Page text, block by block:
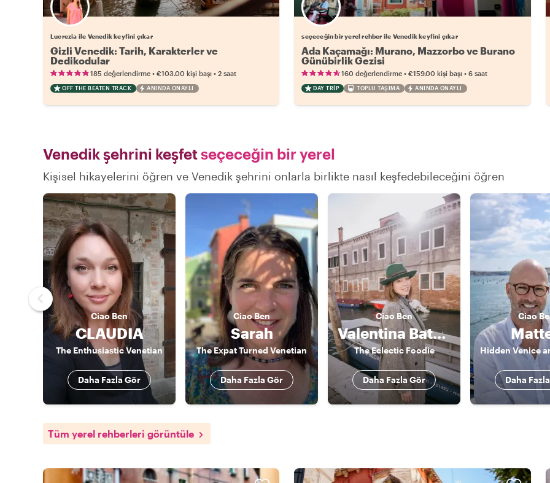
Lucrezia ile Venedik keyfini çıkar
Gizli Venedik: Tarih, Karakterler ve
Dedikodular
185 değerlendirme • €103.00 kişi başı • 2 saat
OFF THE BEATEN TRACK ANINDA ONAYLI
Favori yerel rehberini seç
seçeceğin bir yerel rehber ile Venedik keyfini çıkar
Ada Kaçamağı: Murano, Mazzorbo ve Burano
Günübirlik Gezisi
160 değerlendirme •€159.00 kişi başı •6 saat
DAY TRIP TOPLU TAŞIMA ANINDA ONAYLI
Venedik şehrini keşfetseçeceğin bir yerel
Kişisel hikayelerini öğren ve Venedik şehrini onlarla birlikte nasıl keşfedebileceğini öğren
Ciao Ben
CLAUDIA
The Enthusiastic Venetian
Daha Fazla Gör
Ciao Ben
Sarah
The Expat Turned Venetian
Daha Fazla Gör
Ciao Ben
Valentina Battocchio
The Eclectic Foodie
Daha Fazla Gör
Ciao
Daha
Tüm yerel rehberleri görüntüle